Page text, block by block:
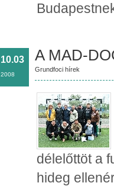
10.03
2008
A MAD-
Grundfoci hírek
délelőttöt a
hideg